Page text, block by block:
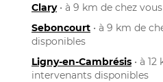
Clary• à 9 km de chez
Seboncourt • à 9 km de
disponibles
Ligny-en-Cambrésis • à
intervenants disponibles